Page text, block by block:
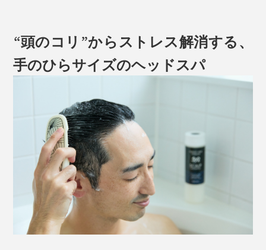
“頭のコリ”からストレス解消する、
手のひらサイズのヘッドスパ